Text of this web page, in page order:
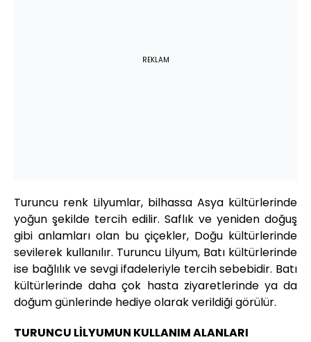
REKLAM
Turuncu renk Lilyumlar, bilhassa Asya kültürlerinde
yoğun şekilde tercih edilir. Saflık ve yeniden doğuş
gibi anlamları olan bu çiçekler, Doğu kültürlerinde
sevilerek kullanılır. Turuncu Lilyum, Batı kültürlerinde
ise bağlılık ve sevgi ifadeleriyle tercih sebebidir. Batı
kültürlerinde daha çok hasta ziyaretlerinde ya da
doğum günlerinde hediye olarak verildiği görülür.
TURUNCU LİLYUMUN KULLANIM ALANLARI